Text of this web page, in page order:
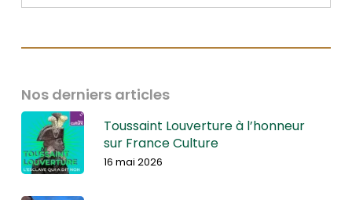
Nos derniers articles
Toussaint Louverture à l’honneur
sur France Culture
16 mai 2026